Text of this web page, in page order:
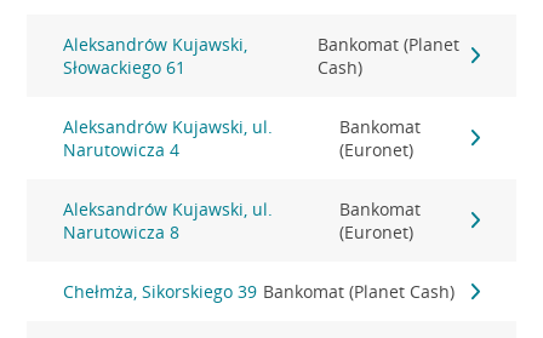
Aleksandrów Kujawski,
Słowackiego 61
Bankomat (Planet
Cash)
Aleksandrów Kujawski, ul.
Narutowicza 4
Bankomat
(Euronet)
Aleksandrów Kujawski, ul.
Narutowicza 8
Bankomat
(Euronet)
Chełmża, Sikorskiego 39 Bankomat (Planet Cash)